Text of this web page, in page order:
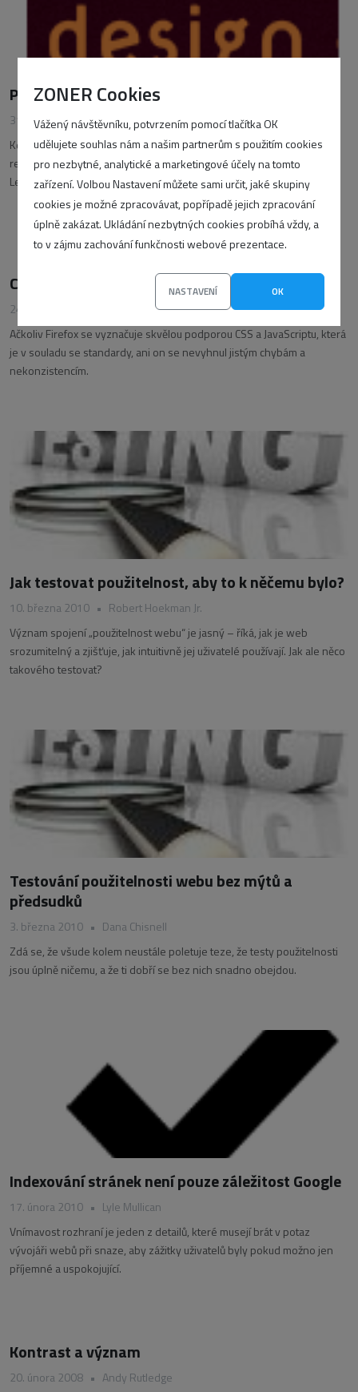
ZONER Cookies
Vážený návštěvníku, potvrzením pomocí tlačítka OK
udělujete souhlas nám a našim partnerům s použitím cookies
pro nezbytné, analytické a marketingové účely na tomto
zařízení. Volbou Nastavení můžete sami určit, jaké skupiny
cookies je možné zpracovávat, popřípadě jejich zpracování
úplně zakázat. Ukládání nezbytných cookies probíhá vždy, a
to v zájmu zachování funkčnosti webové prezentace.
NASTAVENÍ OK
Případová studie: jak udělat redesign stránek?
31. března 2010 • Lea Alcantara
Když si konečně uvědomíte krutou pravdu, že vaše stránky potřebují
redesign, jak byste měli postupovat? S odpovědí pomůže článek od
Ley Alcantary.
CSS chyby a nekonzistence ve Firefoxu 3.x
24. března 2010
Louis Lazaris
Ačkoliv Firefox se vyznačuje skvělou podporou CSS a JavaScriptu, která
je v souladu se standardy, ani on se nevyhnul jistým chybám a
nekonzistencím.
Jak testovat použitelnost, aby to k něčemu bylo?
10. března 2010 • Robert Hoekman Jr.
Význam spojení „použitelnost webu“ je jasný – říká, jak je web
srozumitelný a zjišťuje, jak intuitivně jej uživatelé používají. Jak ale něco
takového testovat?
Testování použitelnosti webu bez mýtů a
předsudků
3. března 2010 • Dana Chisnell
Zdá se, že všude kolem neustále poletuje teze, že testy použitelnosti
jsou úplně ničemu, a že ti dobří se bez nich snadno obejdou.
Indexování stránek není pouze záležitost Google
17. února 2010 • Lyle Mullican
Vnímavost rozhraní je jeden z detailů, které musejí brát v potaz
vývojáři webů při snaze, aby zážitky uživatelů byly pokud možno jen
příjemné a uspokojující.
Kontrast a význam
20. února 2008 • Andy Rutledge